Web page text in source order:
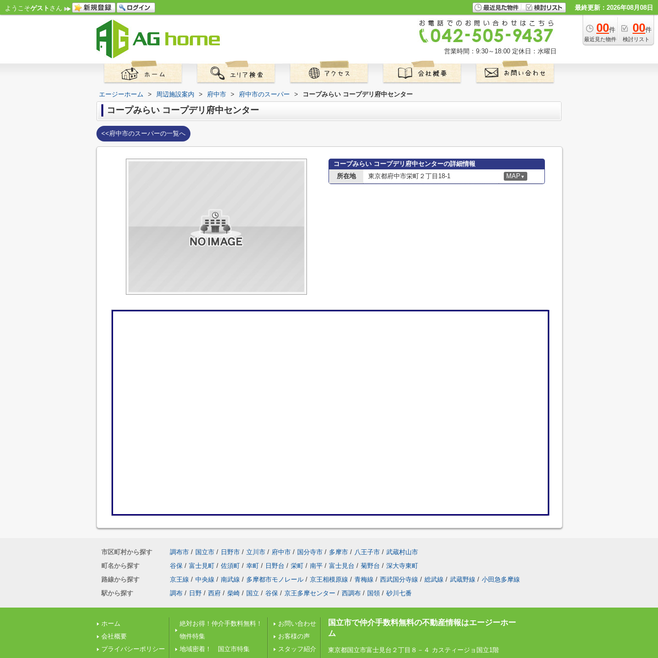
ようこそゲスト さん 最終更新：2026年08月08日
00件
最近見た物件
00件
検討リスト
営業時間：9:30～18:00 定休日：水曜日
エージーホーム > 周辺施設案内 > 府中市 > 府中市のスーパー > コープみらい コープデリ府中センター
コープみらい コープデリ府中センター
<<府中市のスーパーの一覧へ
コープみらい コープデリ府中センターの詳細情報
所在地
東京都府中市栄町２丁目18-1 MAP ▼
市区町村から探す 調布市 / 国立市 / 日野市 / 立川市 / 府中市 / 国分寺市 / 多摩市 / 八王子市 / 武蔵村山市
町名から探す
谷保 / 富士見町 / 佐須町 / 幸町 / 日野台 / 栄町 / 南平 / 富士見台 / 菊野台 / 深大寺東町
路線から探す
京王線 / 中央線 / 南武線 / 多摩都市モノレール / 京王相模原線 / 青梅線 / 西武国分寺線 / 総武線 / 武蔵野線 / 小田急多摩線
駅から探す
調布 / 日野 / 西府 / 柴崎 / 国立 / 谷保 / 京王多摩センター / 西調布 / 国領 / 砂川七番
ホーム
会社概要
プライバシーポリシー
絶対お得！仲介手数料無料！
物件特集
地域密着！ 国立市特集
お問い合わせ
お客様の声
スタッフ紹介
国立市で仲介手数料無料の不動産情報はエージーホー
ム
東京都国立市富士見台２丁目８－４ カスティージョ国立1階